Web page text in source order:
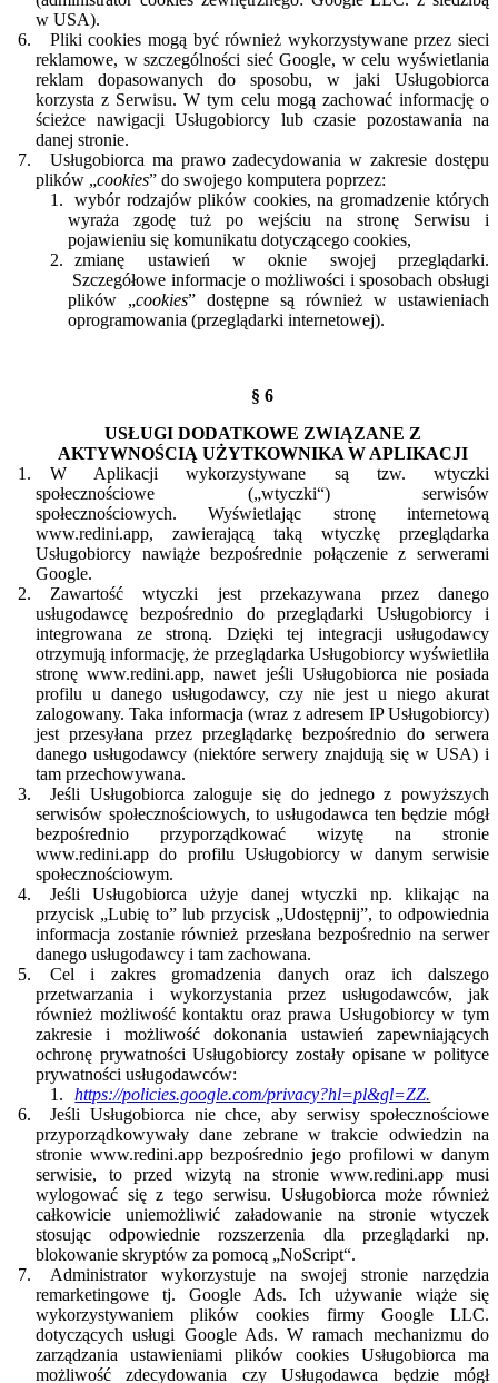
w USA).
Pliki cookies mogą być również wykorzystywane przez sieci
reklamowe, w szczególności sieć Google, w celu wyświetlania
reklam dopasowanych do sposobu, w jaki Usługobiorca
korzysta z Serwisu. W tym celu mogą zachować informację o
ścieżce nawigacji Usługobiorcy lub czasie pozostawania na
danej stronie.
Usługobiorca ma prawo zadecydowania w zakresie dostępu
plików „cookies” do swojego komputera poprzez:
wybór rodzajów plików cookies, na gromadzenie których
wyraża zgodę tuż po wejściu na stronę Serwisu i
pojawieniu się komunikatu dotyczącego cookies,
zmianę ustawień w oknie swojej przeglądarki.
Szczegółowe informacje o możliwości i sposobach obsługi
plików „cookies” dostępne są również w ustawieniach
oprogramowania (przeglądarki internetowej).
§ 6
USŁUGI DODATKOWE ZWIĄZANE Z
AKTYWNOŚCIĄ UŻYTKOWNIKA W APLIKACJI
W Aplikacji wykorzystywane są tzw. wtyczki
społecznościowe („wtyczki“) serwisów
społecznościowych. Wyświetlając stronę internetową
www.redini.app, zawierającą taką wtyczkę przeglądarka
Usługobiorcy nawiąże bezpośrednie połączenie z serwerami
Google.
Zawartość wtyczki jest przekazywana przez danego
usługodawcę bezpośrednio do przeglądarki Usługobiorcy i
integrowana ze stroną. Dzięki tej integracji usługodawcy
otrzymują informację, że przeglądarka Usługobiorcy wyświetliła
stronę www.redini.app, nawet jeśli Usługobiorca nie posiada
profilu u danego usługodawcy, czy nie jest u niego akurat
zalogowany. Taka informacja (wraz z adresem IP Usługobiorcy)
jest przesyłana przez przeglądarkę bezpośrednio do serwera
danego usługodawcy (niektóre serwery znajdują się w USA) i
tam przechowywana.
Jeśli Usługobiorca zaloguje się do jednego z powyższych
serwisów społecznościowych, to usługodawca ten będzie mógł
bezpośrednio przyporządkować wizytę na stronie
www.redini.app do profilu Usługobiorcy w danym serwisie
społecznościowym.
Jeśli Usługobiorca użyje danej wtyczki np. klikając na
przycisk „Lubię to” lub przycisk „Udostępnij”, to odpowiednia
informacja zostanie również przesłana bezpośrednio na serwer
danego usługodawcy i tam zachowana.
Cel i zakres gromadzenia danych oraz ich dalszego
przetwarzania i wykorzystania przez usługodawców, jak
również możliwość kontaktu oraz prawa Usługobiorcy w tym
zakresie i możliwość dokonania ustawień zapewniających
ochronę prywatności Usługobiorcy zostały opisane w polityce
prywatności usługodawców:
https://policies.google.com/privacy?hl=pl&gl=ZZ.
Jeśli Usługobiorca nie chce, aby serwisy społecznościowe
przyporządkowywały dane zebrane w trakcie odwiedzin na
stronie www.redini.app bezpośrednio jego profilowi w danym
serwisie, to przed wizytą na stronie www.redini.app musi
wylogować się z tego serwisu. Usługobiorca może również
całkowicie uniemożliwić załadowanie na stronie wtyczek
stosując odpowiednie rozszerzenia dla przeglądarki np.
blokowanie skryptów za pomocą „NoScript“.
Administrator wykorzystuje na swojej stronie narzędzia
remarketingowe tj. Google Ads. Ich używanie wiąże się
wykorzystywaniem plików cookies firmy Google LLC.
dotyczących usługi Google Ads. W ramach mechanizmu do
zarządzania ustawieniami plików cookies Usługobiorca ma
możliwość zdecydowania czy Usługodawca będzie mógł